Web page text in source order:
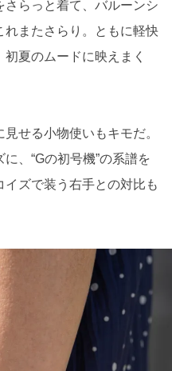
らっと着て、バルーンシ
れまたさらり。ともに軽快
夏のムードに映えまく
せる小物使いもキモだ。
、“Gの初号機”の系譜を
ズで装う右手との対比も